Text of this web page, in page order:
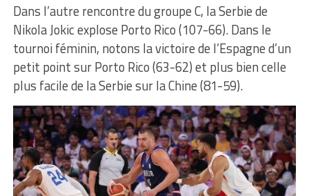
Dans l’autre rencontre du groupe C, la Serbie de
Nikola Jokic explose Porto Rico (107-66). Dans le
tournoi féminin, notons la victoire de l’Espagne d’un
petit point sur Porto Rico (63-62) et plus bien celle
plus facile de la Serbie sur la Chine (81-59).